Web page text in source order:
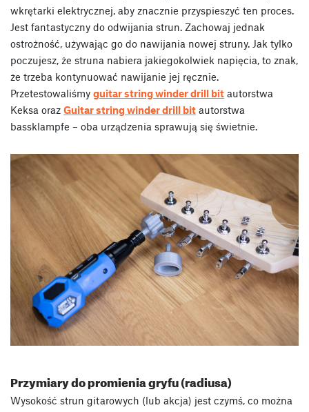
wkrętarki elektrycznej, aby znacznie przyspieszyć ten proces.
Jest fantastyczny do odwijania strun. Zachowaj jednak
ostrożność, używając go do nawijania nowej struny. Jak tylko
poczujesz, że struna nabiera jakiegokolwiek napięcia, to znak,
że trzeba kontynuować nawijanie jej ręcznie.
Przetestowaliśmy guitar string winder drill bit autorstwa
Keksa oraz Guitar string winder drill bit autorstwa
bassklampfe – oba urządzenia sprawują się świetnie.
Przymiary do promienia gryfu (radiusa)
Wysokość strun gitarowych (lub akcja) jest czymś, co można